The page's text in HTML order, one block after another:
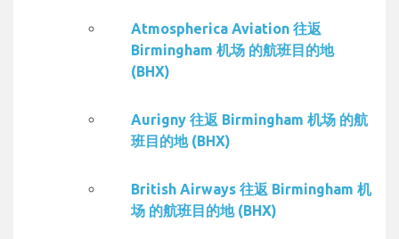
Atmospherica Aviation 往返
Birmingham 机场 的航班目的地
(BHX)
Aurigny 往返 Birmingham 机场 的航
班目的地 (BHX)
British Airways 往返 Birmingham 机
场 的航班目的地 (BHX)